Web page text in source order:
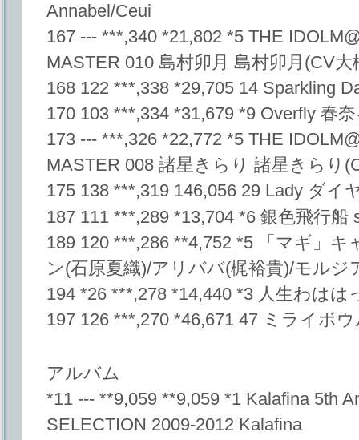
Annabel/Ceui
167 --- ***,340 *21,802 *5 THE
MASTER 010 島村卯月 島村卯月(CV大
168 122 ***,338 *29,705 14 Sparkling
170 103 ***,334 *31,679 *9 Overfly 春
173 --- ***,326 *22,772 *5 THE
MASTER 008 諸星きらり 諸星きらり
175 138 ***,319 146,056 29 Lady ダイ
187 111 ***,289 *13,704 *6 銀色飛行船
189 120 ***,286 **4,752 *5 「マギ」
ン(石原夏織)/アリババ(梶裕貴)/モルジ
194 *26 ***,278 *14,440 *3 人生わはは
197 126 ***,270 *46,671 47 ミライボ
アルバム
*11 --- **9,059 **9,059 *1 Kalafina 5th
SELECTION 2009-2012 Kalafina